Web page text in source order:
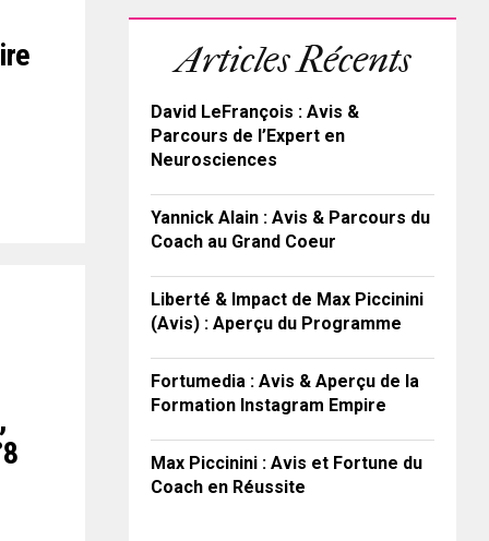
Articles Récents
David LeFrançois : Avis &
Parcours de l’Expert en
Neurosciences
Yannick Alain : Avis & Parcours du
Coach au Grand Coeur
Liberté & Impact de Max Piccinini
(Avis) : Aperçu du Programme
Fortumedia : Avis & Aperçu de la
Formation Instagram Empire
Max Piccinini : Avis et Fortune du
Coach en Réussite